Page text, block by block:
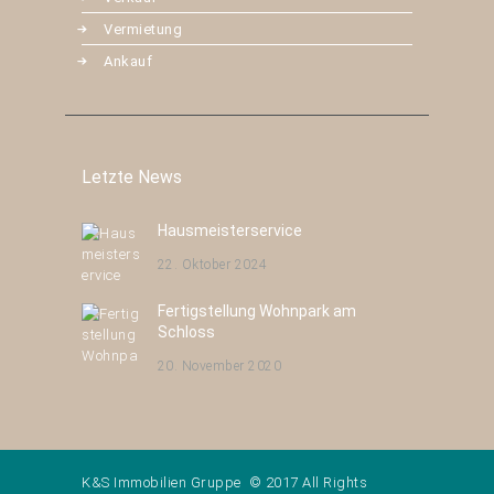
Vermietung
Ankauf
Letzte News
Hausmeisterservice
22. Oktober 2024
Fertigstellung Wohnpark am
Schloss
20. November 2020
K&S Immobilien Gruppe © 2017 All Rights